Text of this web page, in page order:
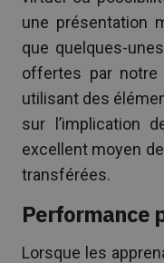
une présentation
que quelques-
offertes par notre
utilisant des
sur l’implication
excellent moyen
transférées.
Performance
Lorsque les